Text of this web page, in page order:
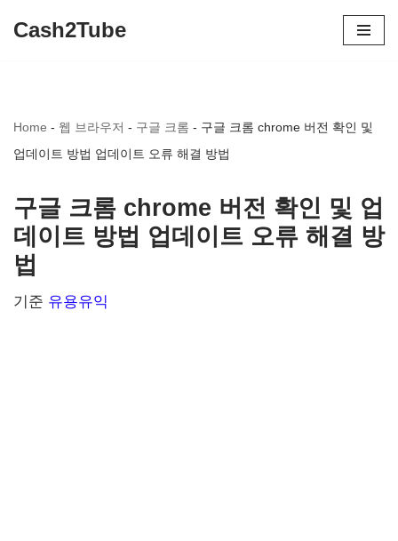
로
건
뛰
기
Cash2Tube
Home - 웹 브라우저 - 구글 크롬 - 구글 크롬 chrome 버전 확인 및
업데이트 방법 업데이트 오류 해결 방법
구글 크롬 chrome 버전 확인 및 업
데이트 방법 업데이트 오류 해결 방
법
기준 유용유익